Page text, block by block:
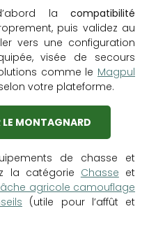
la compatibilité
puis validez au
vers une configuration
visée de secours
comme le Magpul
votre plateforme.
LE MONTAGNARD
de chasse et
la catégorie Chasse et
agricole camouflage
(utile pour l’affût et